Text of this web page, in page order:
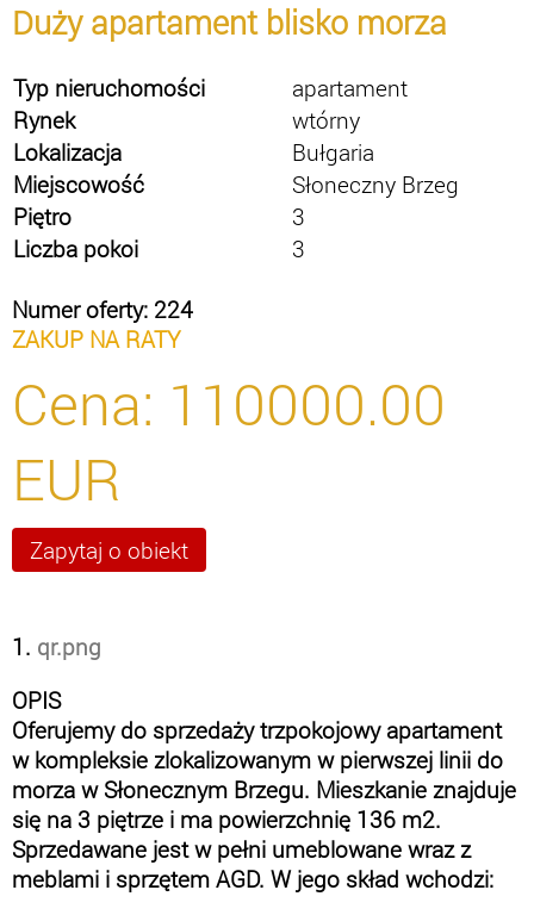
Duży apartament blisko morza
Typ nieruchomości
apartament
Rynek
wtórny
Lokalizacja
Bułgaria
Miejscowość
Słoneczny Brzeg
Piętro
3
Liczba pokoi
3
Numer oferty: 224
ZAKUP NA RATY
Cena: 110000.00
EUR
1. qr.png
OPIS
Oferujemy do sprzedaży trzpokojowy apartament
w kompleksie zlokalizowanym w pierwszej linii do
morza w Słonecznym Brzegu. Mieszkanie znajduje
się na 3 piętrze i ma powierzchnię 136 m2.
Sprzedawane jest w pełni umeblowane wraz z
meblami i sprzętem AGD. W jego skład wchodzi: